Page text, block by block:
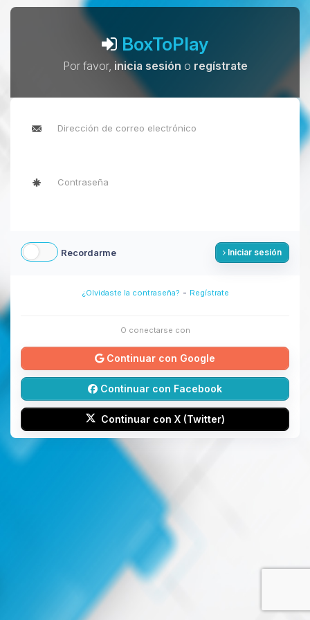
BoxToPlay
Por favor, inicia sesión o regístrate
Recordarme Iniciar sesión
¿Olvidaste la contraseña? - Regístrate
O conectarse con
Continuar con Google
Continuar con Facebook
Continuar con X (Twitter)